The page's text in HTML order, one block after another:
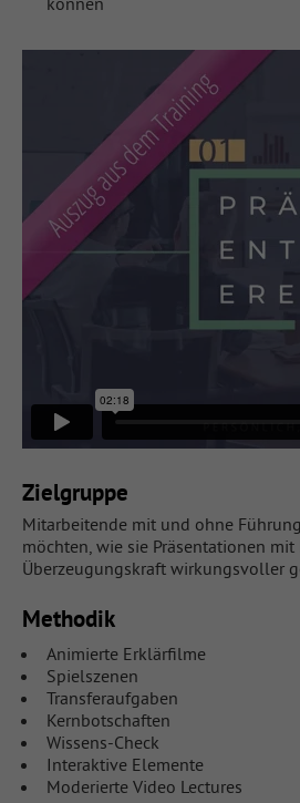
Zielgruppe
Mitarbeitende mit und ohne
möchten, wie sie Präsentationen mit
Überzeugungskraft wirkungsvoller
Methodik
Animierte Erklärfilme
Spielszenen
Transferaufgaben
Kernbotschaften
Wissens-Check
Interaktive Elemente
Moderierte Video Lectures